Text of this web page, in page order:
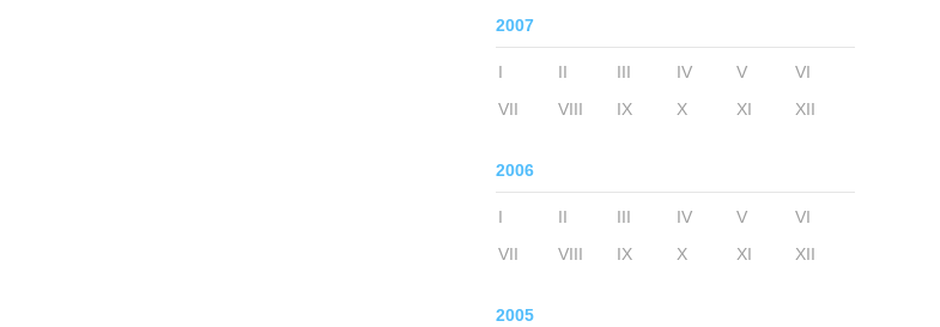
2007
I II III IV V
VI
VII
VIII IX X XI XII
2006
I II III IV V
VI
VII
VIII IX X XI XII
2005